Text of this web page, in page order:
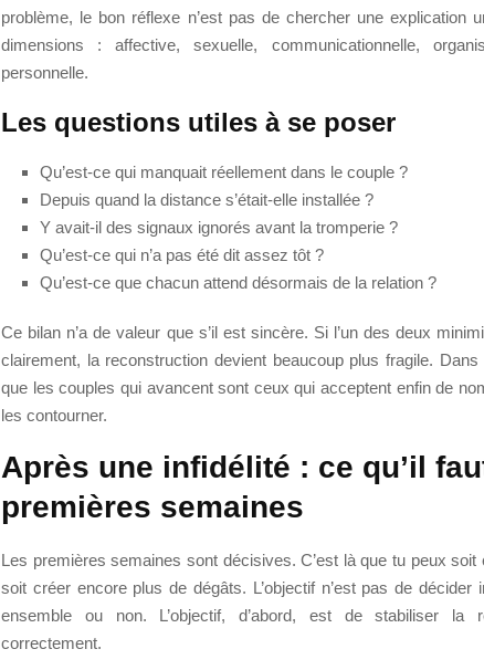
problème, le bon réflexe n’est pas de chercher une explication
dimensions : affective, sexuelle, communicationnelle,
personnelle.
Les questions utiles à se poser
Qu’est-ce qui manquait réellement dans le couple ?
Depuis quand la distance s’était-elle installée ?
Y avait-il des signaux ignorés avant la tromperie ?
Qu’est-ce qui n’a pas été dit assez tôt ?
Qu’est-ce que chacun attend désormais de la relation ?
Ce bilan n’a de valeur que s’il est sincère. Si l’un des deux
clairement, la reconstruction devient beaucoup plus fragile.
que les couples qui avancent sont ceux qui acceptent enfin de
les contourner.
Après une infidélité : ce qu’il
premières semaines
Les premières semaines sont décisives. C’est là que tu peux soit
soit créer encore plus de dégâts. L’objectif n’est pas de
ensemble ou non. L’objectif, d’abord, est de stabiliser la
correctement.